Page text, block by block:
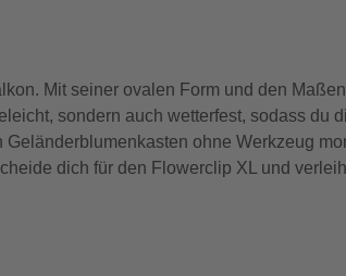
Mit seiner ovalen Form und den
sondern auch wetterfest, sodass du
ohne Werkzeug
dich für den Flowerclip XL und